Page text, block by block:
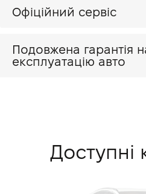
Офіційний сервіс
Подовжена гарантія
експлуатацію авто
Доступні